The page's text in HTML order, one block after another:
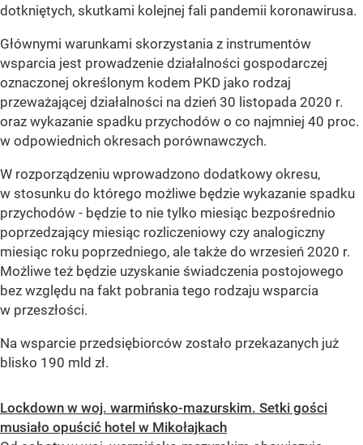
dotkniętych, skutkami kolejnej fali pandemii koronawirusa.
Głównymi warunkami skorzystania z instrumentów
wsparcia jest prowadzenie działalności gospodarczej
oznaczonej określonym kodem PKD jako rodzaj
przeważającej działalności na dzień 30 listopada 2020 r.
oraz wykazanie spadku przychodów o co najmniej 40 proc.
w odpowiednich okresach porównawczych.
W rozporządzeniu wprowadzono dodatkowy okresu,
w stosunku do którego możliwe będzie wykazanie spadku
przychodów - będzie to nie tylko miesiąc bezpośrednio
poprzedzający miesiąc rozliczeniowy czy analogiczny
miesiąc roku poprzedniego, ale także do wrzesień 2020 r.
Możliwe też będzie uzyskanie świadczenia postojowego
bez względu na fakt pobrania tego rodzaju wsparcia
w przeszłości.
Na wsparcie przedsiębiorców zostało przekazanych już
blisko 190 mld zł.
Lockdown w woj. warmińsko-mazurskim. Setki gości
musiało opuścić hotel w Mikołajkach